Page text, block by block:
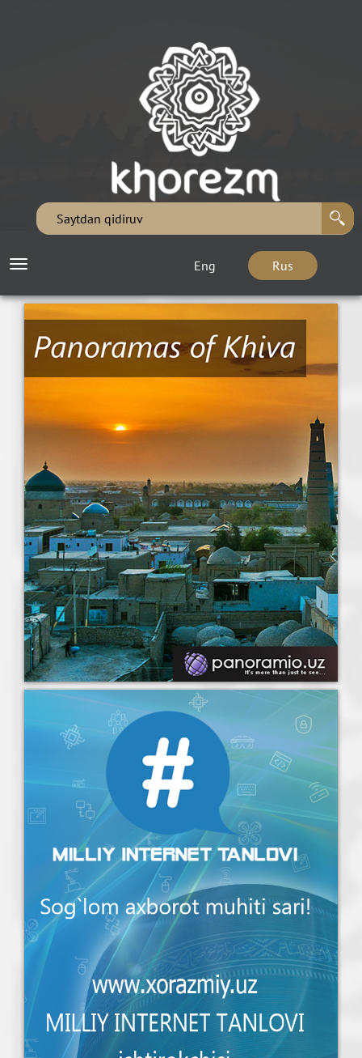
Eng Rus
Toggle